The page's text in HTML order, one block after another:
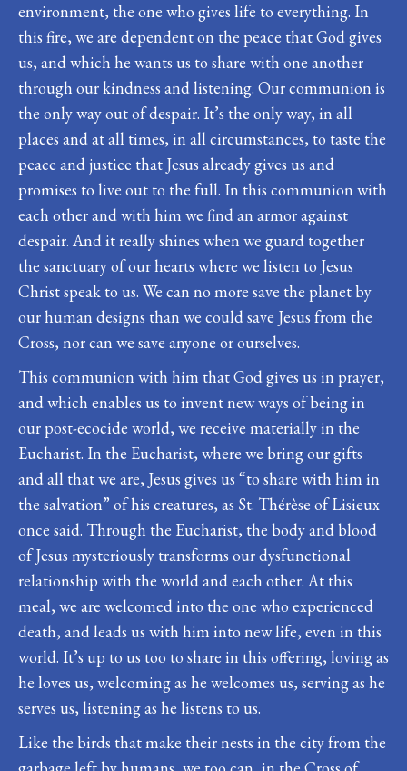
environment, the one who gives life to everything. In
this fire, we are dependent on the peace that God gives
us, and which he wants us to share with one another
through our kindness and listening. Our communion is
the only way out of despair. It’s the only way, in all
places and at all times, in all circumstances, to taste the
peace and justice that Jesus already gives us and
promises to live out to the full. In this communion with
each other and with him we find an armor against
despair. And it really shines when we guard together
the sanctuary of our hearts where we listen to Jesus
Christ speak to us. We can no more save the planet by
our human designs than we could save Jesus from the
Cross, nor can we save anyone or ourselves.
This communion with him that God gives us in prayer,
and which enables us to invent new ways of being in
our post-ecocide world, we receive materially in the
Eucharist. In the Eucharist, where we bring our gifts
and all that we are, Jesus gives us “to share with him in
the salvation” of his creatures, as St. Thérèse of Lisieux
once said. Through the Eucharist, the body and blood
of Jesus mysteriously transforms our dysfunctional
relationship with the world and each other. At this
meal, we are welcomed into the one who experienced
death, and leads us with him into new life, even in this
world. It’s up to us too to share in this offering, loving as
he loves us, welcoming as he welcomes us, serving as he
serves us, listening as he listens to us.
Like the birds that make their nests in the city from the